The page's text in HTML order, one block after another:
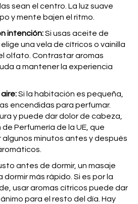
sean el centro. La luz suave
y mente bajen el ritmo.
intención:Si usas aceite de
una vela de cítricos o vainilla
olfato. Contrastar aromas
a mantener la experiencia
Si la habitación es pequeña,
encendidas para perfumar.
y puede dar dolor de cabeza,
Perfumería de la UE, que
minutos antes y después
antes de dormir, un masaje
más rápido. Si es por la
usar aromas cítricos puede dar
para el resto del día. Hay